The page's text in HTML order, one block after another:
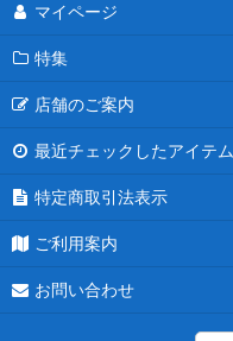
マイページ
特集
店舗のご案内
最近チェックしたアイテム
特定商取引法表示
ご利用案内
お問い合わせ